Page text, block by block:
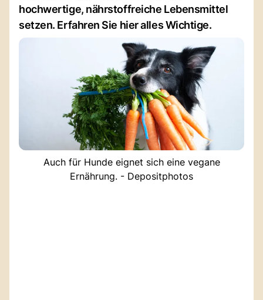
hochwertige, nährstoffreiche Lebensmittel
setzen. Erfahren Sie hier alles Wichtige.
Auch für Hunde eignet sich eine vegane
Ernährung. - Depositphotos